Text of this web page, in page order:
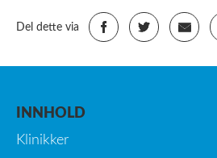
Del dette via
INNHOLD
Klinikker